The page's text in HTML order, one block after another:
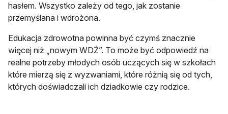
hasłem. Wszystko zależy od tego, jak zostanie
przemyślana i wdrożona.
Edukacja zdrowotna powinna być czymś znacznie
więcej niż „nowym WDŻ”. To może być odpowiedź na
realne potrzeby młodych osób uczących się w szkołach
które mierzą się z wyzwaniami, które różnią się od tych,
których doświadczali ich dziadkowie czy rodzice.